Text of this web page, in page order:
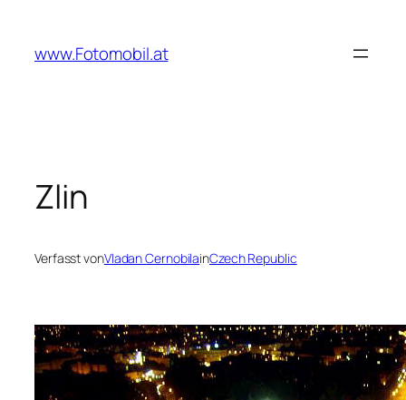
springen
www.Fotomobil.at
Zlin
Verfasst vonVladan CernobilainCzech Republic